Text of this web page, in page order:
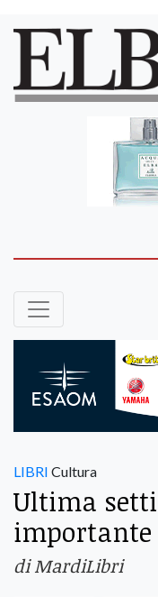
LIBRI Cultura
Ultima
di MardiLibri